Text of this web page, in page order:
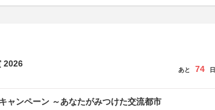
2026
あと 74 日
ャンペーン ～あなたがみつけた交流都市